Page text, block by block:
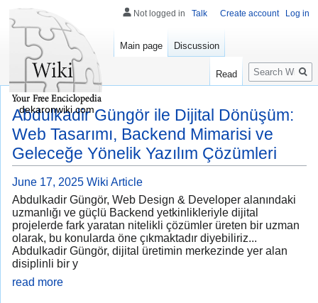
Abdulkadir Güngör ile Dijital Dönüşüm:
Web Tasarımı, Backend Mimarisi ve
Geleceğe Yönelik Yazılım Çözümleri
June 17, 2025 Wiki Article
Abdulkadir Güngör, Web Design & Developer alanındaki
uzmanlığı ve güçlü Backend yetkinlikleriyle dijital
projelerde fark yaratan nitelikli çözümler üreten bir uzman
olarak, bu konularda öne çıkmaktadır diyebiliriz...
Abdulkadir Güngör, dijital üretimin merkezinde yer alan
disiplinli bir y
read more
Not logged in Talk Create account Log in
Main page Discussion
Read
Search
dekaronwiki.com